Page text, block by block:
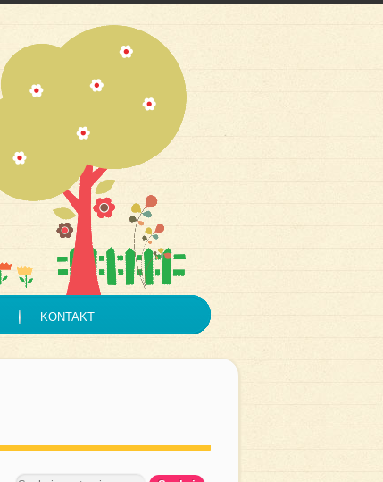
KONTAKT